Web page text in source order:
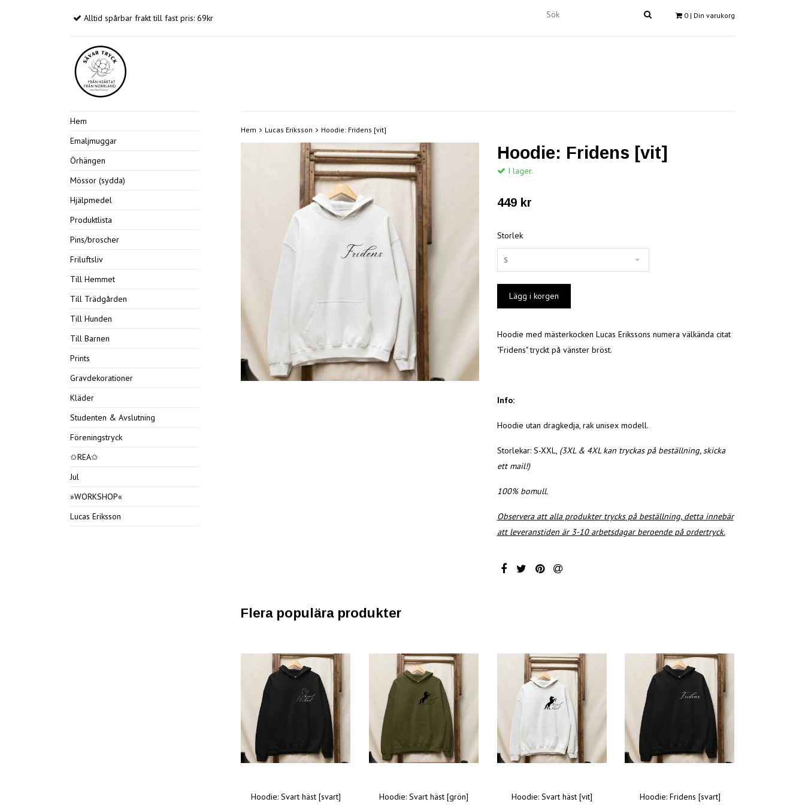
Alltid spårbar frakt till fast pris: 69kr 0 | Din varukorg
Hem
Emaljmuggar
Örhängen
Mössor (sydda)
Hjälpmedel
Produktlista
Pins/broscher
Friluftsliv
Till Hemmet
Till Trädgården
Till Hunden
Till Barnen
Prints
Gravdekorationer
Kläder
Studenten & Avslutning
Föreningstryck
✩REA✩
Jul
»WORKSHOP«
Lucas Eriksson
Hem Lucas Eriksson Hoodie: Fridens [vit]
Hoodie: Fridens [vit]
I lager.
449 kr
Storlek
S
Hoodie med mästerkocken Lucas Erikssons numera välkända citat
"Fridens" tryckt på vänster bröst.
Info:
Hoodie utan dragkedja, rak unisex modell.
Storlekar: S-XXL, (3XL & 4XL kan tryckas på beställning, skicka
ett mail!)
100% bomull.
Observera att alla produkter trycks på beställning, detta innebär
att leveranstiden är 3-10 arbetsdagar beroende på ordertryck.
Flera populära produkter
Hoodie: Svart häst [svart] Hoodie: Svart häst [grön] Hoodie: Svart häst [vit] Hoodie: Fridens [svart]